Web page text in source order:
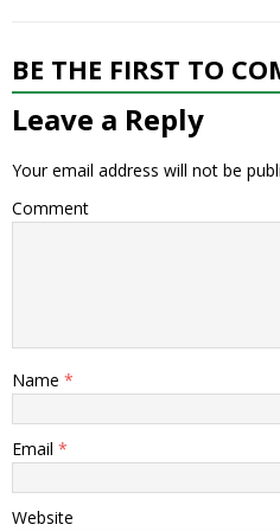
BE THE FIRST TO
Leave a Reply
Your email address will not be
Comment
Name *
Email *
Website